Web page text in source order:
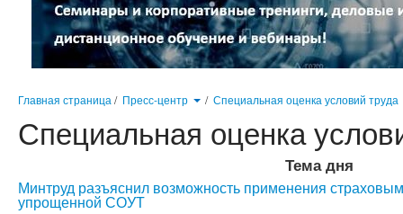
Главная страница / Пресс-центр / Специальная оценка условий труда
Специальная оценка
Тема дня
Минтруд разъяснил возможность применения
упрощенной СОУТ